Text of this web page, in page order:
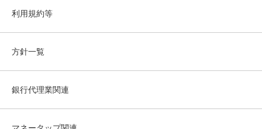
利用規約等
方針一覧
銀行代理業関連